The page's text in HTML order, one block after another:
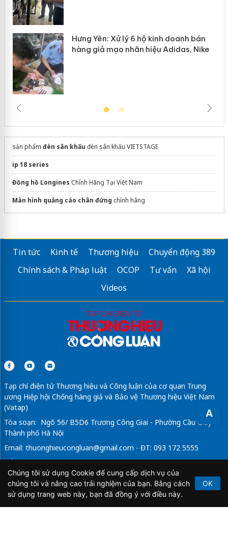
A
Hưng Yên: Xử lý 6 hộ kinh doanh bán
hàng giả mạo nhãn hiệu Adidas, Nike
sản phẩm đèn sân khấu đèn sân khấu VIETSTAGE
ip 18 series
Đồng hồ Longines Chính Hãng Tại Việt Nam
Màn hình quảng cáo chân đứng chính hãng
Tin tức Kinh tế Thương hiệu
Chuyển động 389
Chính sách & Pháp luật
OCOP Tư vấn
Xã hội
Videos
Tạp chí điện tử Thương hiệu và Công luận của cơ quan Trung
ương Hiệp hội Chống hàng giả và Bảo vệ Thương hiệu Việt Nam
(Vatap)
Tòa soạn: Ngõ 56/ B5D6 Trương Công Giai - Phường Cầu Giấy -
Thành phố Hà Nội
Email: thuonghieucongluan@gmail.com - ĐT: 093 172 5555
Tổng Biên Tập: Vũ Đức Thuận
Giấy phép hoạt động báo chí điện tử số 64/GP-BTTTT do Bộ
Thông tin và Truyền thông cấp ngày 21/2/2020.
Chúng tôi sử dụng Cookie để cung cấp dịch vụ của
chúng tôi và nâng cao trải nghiệm của bạn. Bằng cách
sử dụng trang web này, bạn đã đồng ý với điều này.
OK